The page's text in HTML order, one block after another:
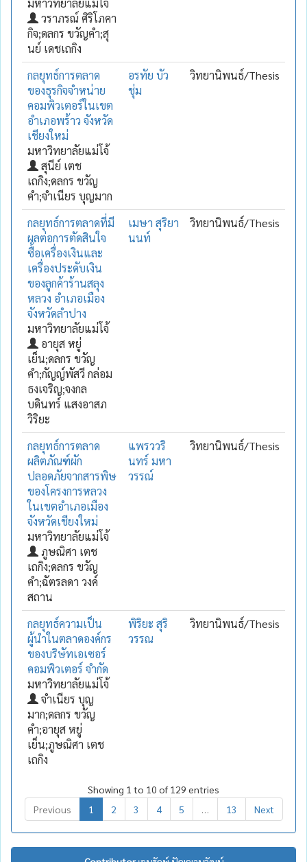
วราภรณ์ ศิริโภคา
กิจ;ดลกร ขวัญคำ;สุ
นย์ เดชเถกิง
กลยุทธ์การตลาด
ของธุรกิจจำหน่าย
คอมพิวเตอร์ในเขต
อำเภอพร้าว จังหวัด
เชียงใหม่
มหาวิทยาลัยแม่โจ้
สุนีย์ เตช
เถกิง;ดลกร ขวัญ
คำ;จำเนียร บุญมาก
อรทัย บัว
ชุ่ม
วิทยานิพนธ์/Thesis
กลยุทธ์การตลาดที่มี
ผลต่อการตัดสินใจ
ซื้อเครื่องเงินและ
เครื่องประดับเงิน
ของลูกค้าร้านสลุง
หลวง อำเภอเมือง
จังหวัดลำปาง
มหาวิทยาลัยแม่โจ้
อายุส หยู่
เย็น;ดลกร ขวัญ
คำ;กัญญ์พัสวี กล่อม
ธงเจริญ;จงกล
บดินทร์ แสงอาสภ
วิริยะ
เมษา สุริยา
นนท์
วิทยานิพนธ์/Thesis
กลยุทธ์การตลาด
ผลิตภัณฑ์ผัก
ปลอดภัยจากสารพิษ
ของโครงการหลวง
ในเขตอำเภอเมือง
จังหวัดเชียงใหม่
มหาวิทยาลัยแม่โจ้
ภูษณิศา เตช
เถกิง;ดลกร ขวัญ
คำ;ฉัตรลดา วงค์
สถาน
แพรววริ
นทร์ มหา
วรรณ์
วิทยานิพนธ์/Thesis
กลยุทธ์ความเป็น
ผู้นำในตลาดองค์กร
ของบริษัทเอเซอร์
คอมพิวเตอร์ จำกัด
มหาวิทยาลัยแม่โจ้
จำเนียร บุญ
มาก;ดลกร ขวัญ
คำ;อายุส หยู่
เย็น;ภูษณิศา เตช
เถกิง
พิริยะ สุริ
วรรณ
วิทยานิพนธ์/Thesis
Showing 1 to 10 of 129 entries
Previous
1 2 3 4 5 13 Next